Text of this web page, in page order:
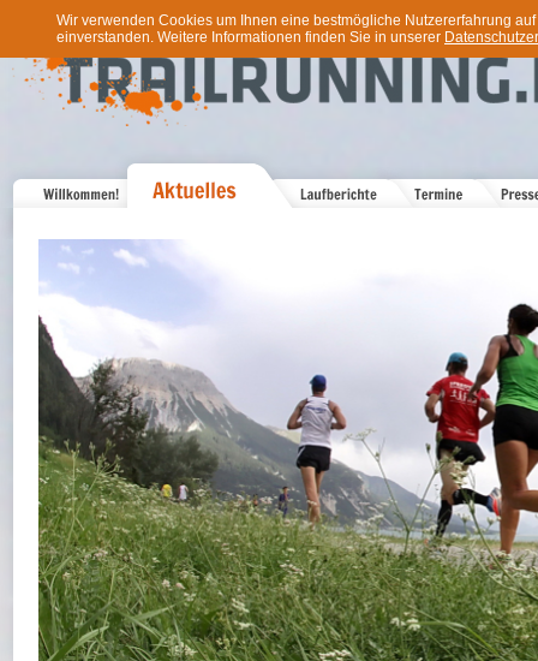
Wir verwenden Cookies um Ihnen eine bestmögliche Nutzererfahrung
einverstanden. Weitere Informationen finden Sie in unserer